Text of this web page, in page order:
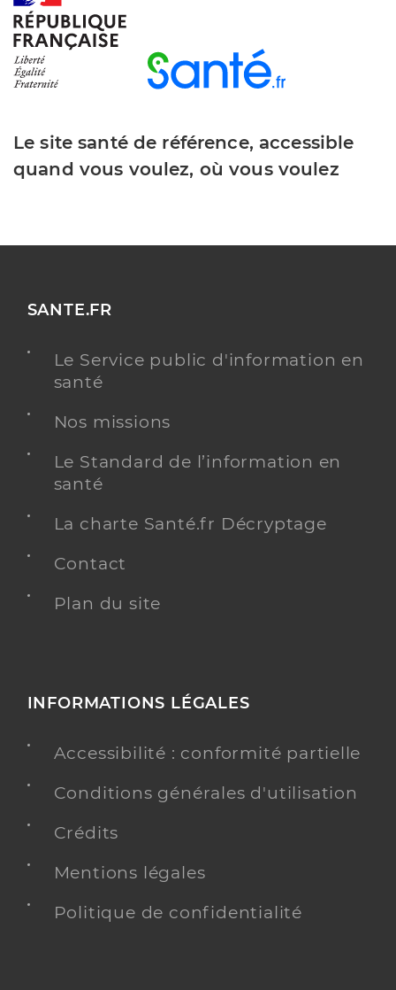
Le site santé de référence, accessible
quand vous voulez, où vous voulez
SANTE.FR
Le Service public d'information en
santé
Nos missions
Le Standard de l’information en
santé
La charte Santé.fr Décryptage
Contact
Plan du site
INFORMATIONS LÉGALES
Accessibilité : conformité partielle
Conditions générales d'utilisation
Crédits
Mentions légales
Politique de confidentialité